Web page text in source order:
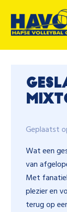
Geplaatst
Wat een
van
Met
plezier en
terug op